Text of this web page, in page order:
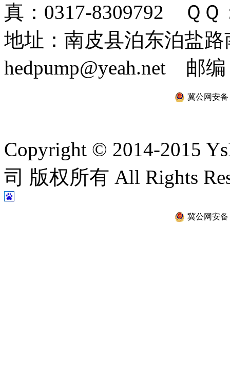
真：0317-8309792 ＱＱ
地址：南皮县泊东泊盐
hedpump@yeah.net 邮编
冀公网安备
Copyright © 2014-2015
司 版权所有 All Rights
冀公网安备